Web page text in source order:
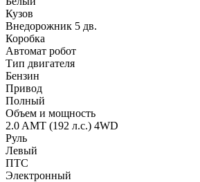
Кузов
Внедорожник 5 дв.
Коробка
Автомат робот
Тип двигателя
Бензин
Привод
Полный
Объем и мощность
2.0 AMT (192 л.с.) 4WD
Руль
Левый
ПТС
Электронный